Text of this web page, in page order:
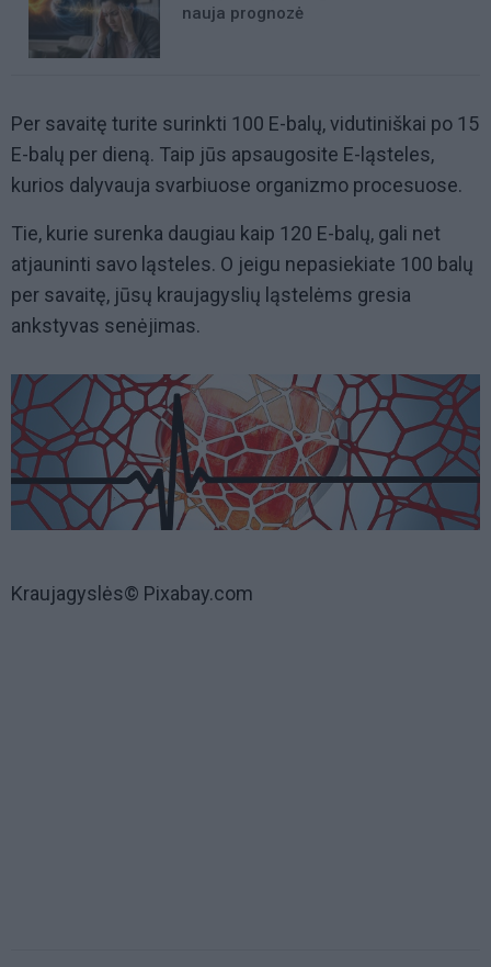
nauja prognozė
Per savaitę turite surinkti 100 E-balų, vidutiniškai po 15
E-balų per dieną. Taip jūs apsaugosite E-ląsteles,
kurios dalyvauja svarbiuose organizmo procesuose.
Tie, kurie surenka daugiau kaip 120 E-balų, gali net
atjauninti savo ląsteles. O jeigu nepasiekiate 100 balų
per savaitę, jūsų kraujagyslių ląstelėms gresia
ankstyvas senėjimas.
Kraujagyslės© Pixabay.com